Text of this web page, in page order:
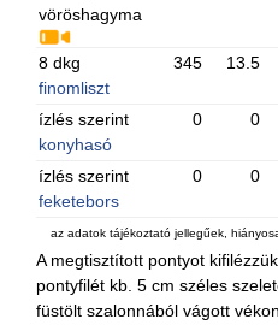
vöröshagyma
8 dkg
finomliszt
345 13.5
ízlés szerint
konyhasó
0 0
ízlés szerint
feketebors
0 0
az adatok tájékoztató jellegűek,
A megtisztított pontyot
pontyfilét kb. 5 cm széles
füstölt szalonnából vágott